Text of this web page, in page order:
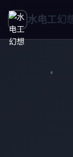
水电工幻